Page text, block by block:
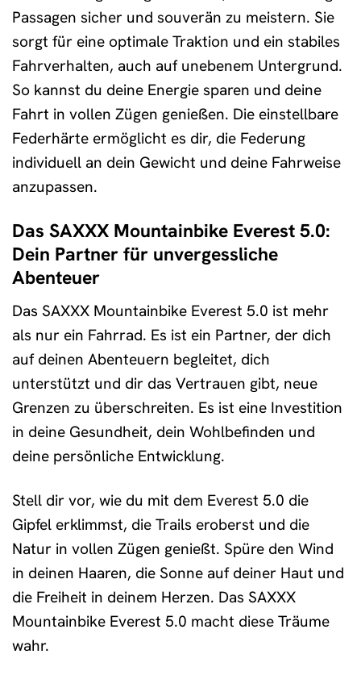
Passagen sicher und souverän zu meistern. Sie
sorgt für eine optimale Traktion und ein stabiles
Fahrverhalten, auch auf unebenem Untergrund.
So kannst du deine Energie sparen und deine
Fahrt in vollen Zügen genießen. Die einstellbare
Federhärte ermöglicht es dir, die Federung
individuell an dein Gewicht und deine Fahrweise
anzupassen.
Das SAXXX Mountainbike Everest 5.0:
Dein Partner für unvergessliche
Abenteuer
Das SAXXX Mountainbike Everest 5.0 ist mehr
als nur ein Fahrrad. Es ist ein Partner, der dich
auf deinen Abenteuern begleitet, dich
unterstützt und dir das Vertrauen gibt, neue
Grenzen zu überschreiten. Es ist eine Investition
in deine Gesundheit, dein Wohlbefinden und
deine persönliche Entwicklung.
Stell dir vor, wie du mit dem Everest 5.0 die
Gipfel erklimmst, die Trails eroberst und die
Natur in vollen Zügen genießt. Spüre den Wind
in deinen Haaren, die Sonne auf deiner Haut und
die Freiheit in deinem Herzen. Das SAXXX
Mountainbike Everest 5.0 macht diese Träume
wahr.